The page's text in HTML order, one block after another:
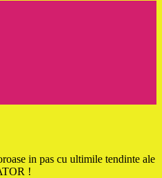
in pas cu ultimile tendinte ale
!